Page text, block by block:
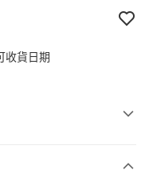
收貨日期